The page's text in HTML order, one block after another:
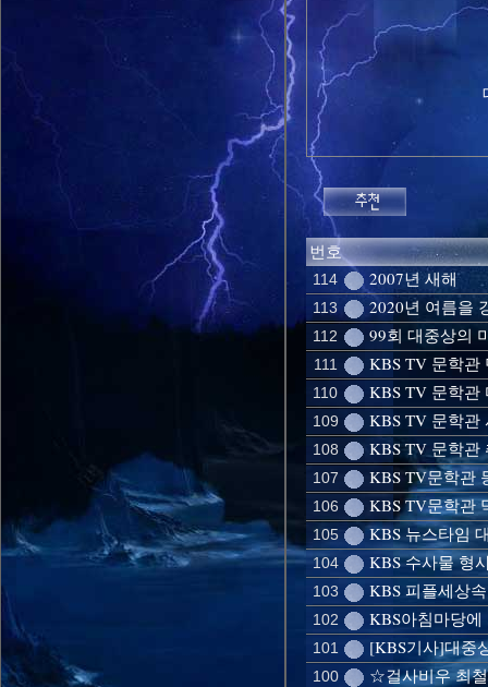
번호
114 2007년 새해
113 2020년 여름을
112 99회 대중상의
111 KBS TV 문학관
110 KBS TV 문학관
109 KBS TV 문학관
108 KBS TV 문학관
107 KBS TV문학관
106 KBS TV문학관
105 KBS 뉴스타임
104 KBS 수사물 형
103 KBS 피플세상
102 KBS아침마당에
101 [KBS기사]대중
100 ☆걸사비우 최